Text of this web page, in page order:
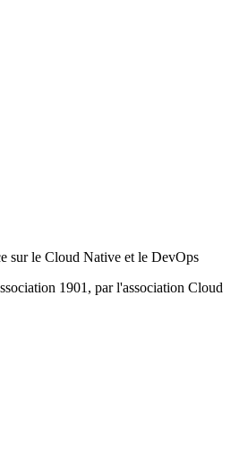
sur le Cloud Native et le DevOps
1901, par l'association Cloud